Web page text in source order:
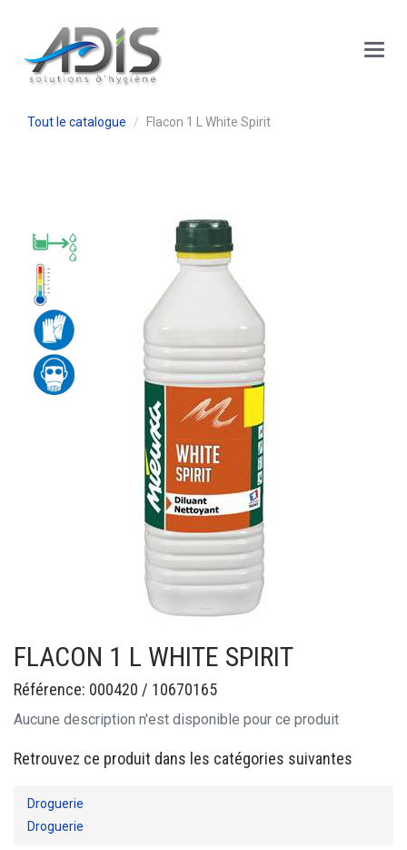
Main
Menu
Tout le catalogue Flacon 1 L White Spirit
FLACON 1 L WHITE SPIRIT
Référence: 000420 / 10670165
Aucune description n'est disponible pour ce produit
Retrouvez ce produit dans les catégories suivantes
Droguerie
Droguerie